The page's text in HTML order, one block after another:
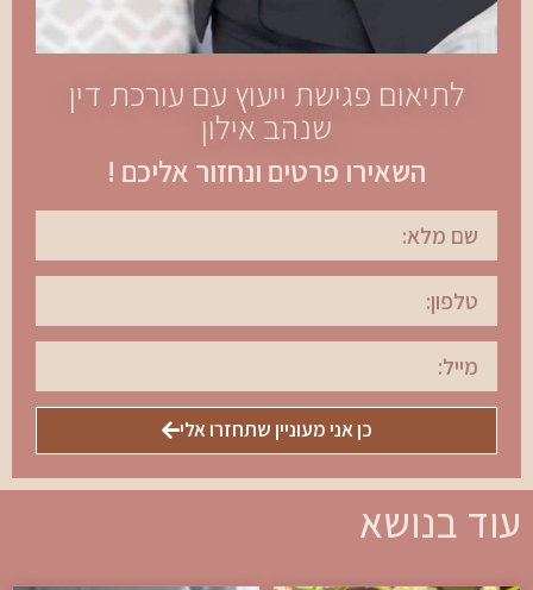
לתיאום פגישת ייעוץ עם עורכת דין
שנהב אילון
השאירו פרטים ונחזור אליכם !
כן אני מעוניין שתחזרו אלי
עוד בנושא